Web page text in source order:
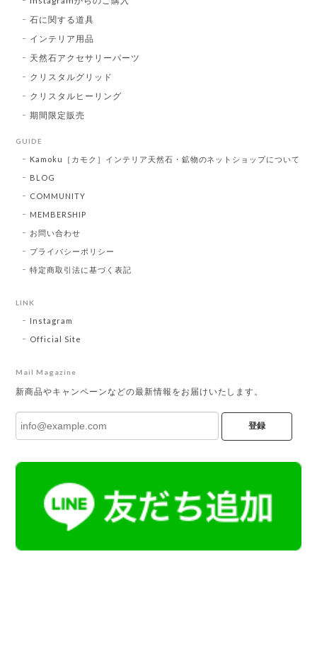
石に関する道具
インテリア用品
天然石アクセサリーパーツ
クリスタルグリッド
クリスタルヒーリング
期間限定販売
GUIDE
Kamoku［カモク］インテリア天然石・鉱物のネットショップについて
BLOG
COMMUNITY
MEMBERSHIP
お問い合わせ
プライバシーポリシー
特定商取引法に基づく表記
LINK
Instagram
Official Site
Mail Magazine
新商品やキャンペーンなどの最新情報をお届けいたします。
登録